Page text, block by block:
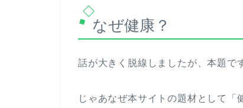
なぜ健康？
話が大きく脱線しましたが、本題で
じゃあなぜ本サイトの題材として「